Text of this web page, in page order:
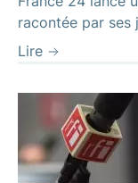
racontée par ses
Lire